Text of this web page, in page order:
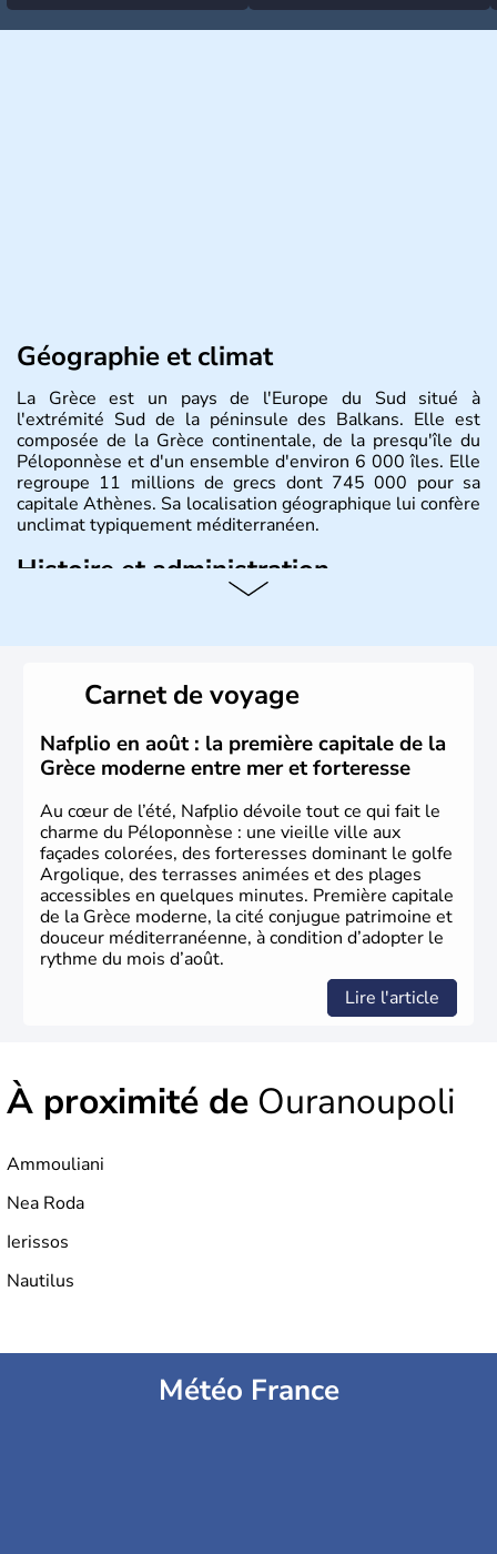
Géographie et climat
La Grèce est un pays de l'Europe du Sud situé à
l'extrémité Sud de la péninsule des Balkans. Elle est
composée de la Grèce continentale, de la presqu'île du
Péloponnèse et d'un ensemble d'environ 6 000 îles. Elle
regroupe 11 millions de grecs dont 745 000 pour sa
capitale Athènes. Sa localisation géographique lui confère
unclimat typiquement méditerranéen.
Histoire et administration
l'invention des Jeux Olympiques en 776 avant J.C. Le 25
mars 1820 sonne le début de la Guerre d'indépendance,
aujourd'hui date de la fête nationale grecque. La Grèce
est définitivement reconnue comme état indépendant à
partir de 1830.
Carnet de voyage
Nafplio en août : la première capitale de la
Grèce moderne entre mer et forteresse
Au cœur de l’été, Nafplio dévoile tout ce qui fait le
charme du Péloponnèse : une vieille ville aux
façades colorées, des forteresses dominant le golfe
Argolique, des terrasses animées et des plages
accessibles en quelques minutes. Première capitale
de la Grèce moderne, la cité conjugue patrimoine et
douceur méditerranéenne, à condition d’adopter le
rythme du mois d’août.
Lire l'article
À proximité de Ouranoupoli
Ammouliani
Nea Roda
Ierissos
Nautilus
Météo France